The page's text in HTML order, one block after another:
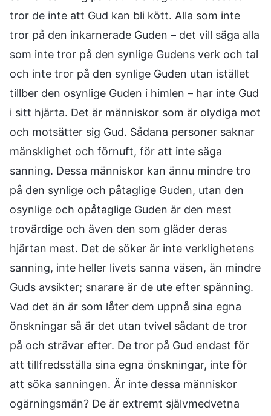
tror de inte att Gud kan bli kött. Alla som inte
tror på den inkarnerade Guden – det vill säga alla
som inte tror på den synlige Gudens verk och tal
och inte tror på den synlige Guden utan istället
tillber den osynlige Guden i himlen – har inte Gud
i sitt hjärta. Det är människor som är olydiga mot
och motsätter sig Gud. Sådana personer saknar
mänsklighet och förnuft, för att inte säga
sanning. Dessa människor kan ännu mindre tro
på den synlige och påtaglige Guden, utan den
osynlige och opåtaglige Guden är den mest
trovärdige och även den som gläder deras
hjärtan mest. Det de söker är inte verklighetens
sanning, inte heller livets sanna väsen, än mindre
Guds avsikter; snarare är de ute efter spänning.
Vad det än är som låter dem uppnå sina egna
önskningar så är det utan tvivel sådant de tror
på och strävar efter. De tror på Gud endast för
att tillfredsställa sina egna önskningar, inte för
att söka sanningen. Är inte dessa människor
ogärningsmän? De är extremt självmedvetna